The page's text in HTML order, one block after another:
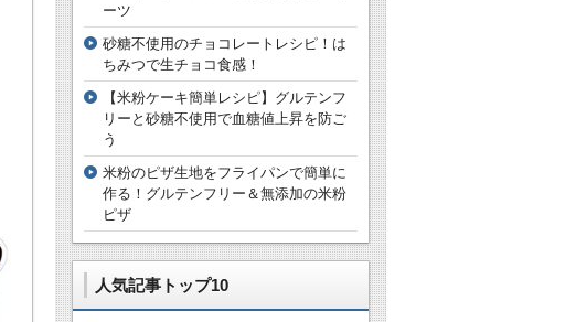
ーツ
砂糖不使用のチョコレートレシピ！は
ちみつで生チョコ食感！
【米粉ケーキ簡単レシピ】グルテンフ
リーと砂糖不使用で血糖値上昇を防ご
う
米粉のピザ生地をフライパンで簡単に
作る！グルテンフリー＆無添加の米粉
ピザ
人気記事トップ10